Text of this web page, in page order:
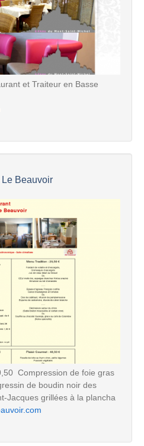
et Traiteur en Basse
Le Beauvoir
 Compression de foie gras
de boudin noir des
Jacques grillées à la plancha